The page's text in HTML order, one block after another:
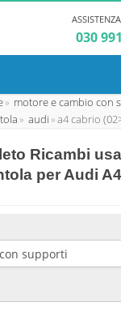
030
motore e cambio con
audi a4 cabrio
Ricambi
per Audi